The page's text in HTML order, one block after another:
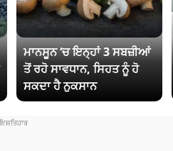
ਮਾਨਸੂਨ ‘ਚ ਇਨ੍ਹਾਂ 3 ਸਬਜ਼ੀਆਂ
ਤੋਂ ਰਹੋ ਸਾਵਧਾਨ, ਸਿਹਤ ਨੂੰ ਹੋ
ਸਕਦਾ ਹੈ ਨੁਕਸਾਨ